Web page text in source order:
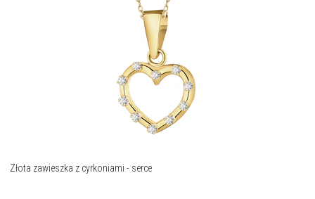
Złota zawieszka z cyrkoniami - serce